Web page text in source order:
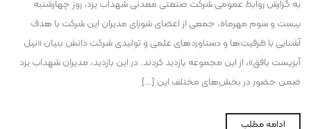
به گزارش روابط عمومی شرکت صنعتی معدنی شهداب یزد، روز چهارشنبه
بیست و سوم مهرماه، جمعی از اعضای شورای مدیران این شرکت با هدف
آشنایی با ظرفیت‌ها و دستاوردهای علمی و تولیدی شرکت دانش بنیان «نیل
آبزیست بافق»، از این مجموعه بازدید کردند. در این بازدید، مدیران شهداب یزد
ضمن حضور در بخش‌های مختلف این […]
ادامه مطلب